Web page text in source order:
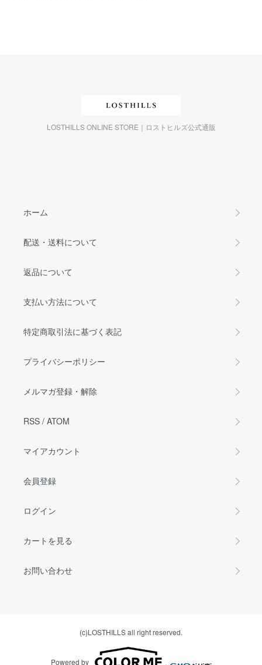
LOSTHILLS ONLINE STORE｜ロストヒルズ公式通販
ホーム
配送・送料について
返品について
支払い方法について
特定商取引法に基づく表記
プライバシーポリシー
メルマガ登録・解除
RSS / ATOM
マイアカウント
会員登録
ログイン
カートを見る
お問い合わせ
(c)LOSTHILLS all right reserved.
Powered by